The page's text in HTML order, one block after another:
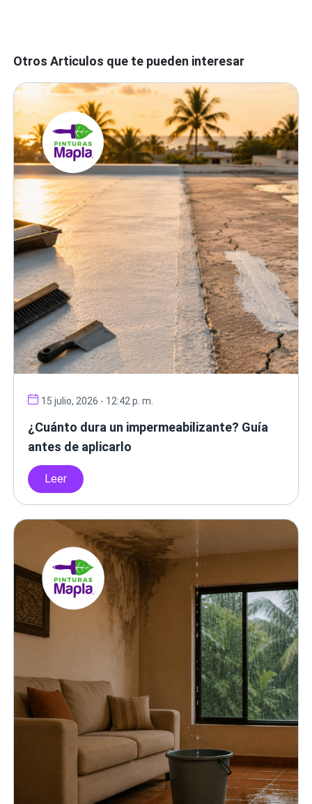
Otros Articulos que te pueden interesar
15 julio, 2026 - 12:42 p. m.
¿Cuánto dura un impermeabilizante? Guía
antes de aplicarlo
Leer